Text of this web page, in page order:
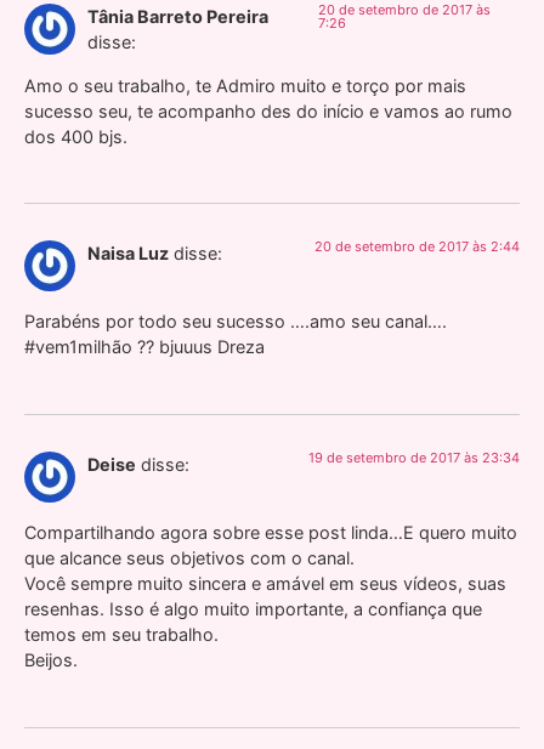
Tânia Barreto Pereira
disse:
20 de setembro de 2017 às
7:26
Amo o seu trabalho, te Admiro muito e torço por mais
sucesso seu, te acompanho des do início e vamos ao rumo
dos 400 bjs.
Naisa Luz disse: 20 de setembro de 2017 às 2:44
Parabéns por todo seu sucesso ….amo seu canal….
#vem1milhão ?? bjuuus Dreza
Deise disse: 19 de setembro de 2017 às 23:34
Compartilhando agora sobre esse post linda…E quero muito
que alcance seus objetivos com o canal.
Você sempre muito sincera e amável em seus vídeos, suas
resenhas. Isso é algo muito importante, a confiança que
temos em seu trabalho.
Beijos.